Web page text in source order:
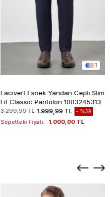
1
Lacivert Esnek Yandan Cepli Slim
Fit Classic Pantolon 1003245313
3.299,99 TL 1.999,99 TL %39
Sepetteki Fiyatı: 1.000,00 TL